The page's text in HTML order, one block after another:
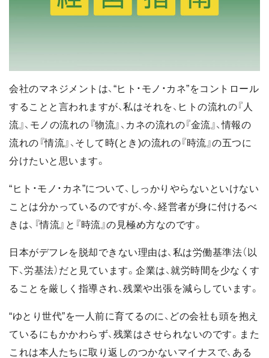
会社のマネジメントは、“ヒト・モノ・カネ”をコントロール
することと言われますが、私はそれを、ヒトの流れの『人
流』、モノの流れの『物流』、カネの流れの『金流』、情報の
流れの『情流』、そして時(とき)の流れの『時流』の五つに
分けたいと思います。
“ヒト・モノ・カネ”について、しっかりやらないといけない
ことは分かっているのですが、今、経営者が身に付けるべ
きは、『情流』と『時流』の見極め方なのです。
日本がデフレを脱却できない理由は、私は労働基準法（以
下、労基法）だと見ています。企業は、就労時間を少なくす
ることを厳しく指導され、残業や出張を減らしています。
“ゆとり世代”を一人前に育てるのに、どの会社も頭を抱え
ているにもかかわらず、残業はさせられないのです。また
これは本人たちに取り返しのつかないマイナスで、ある